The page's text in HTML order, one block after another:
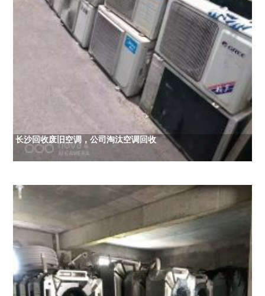
长沙回收废旧空调，公司淘汰空调回收